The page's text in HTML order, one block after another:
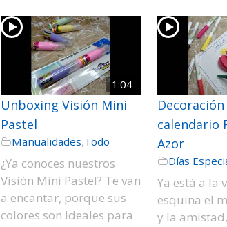
1:04
Unboxing Visión Mini
Pastel
Manualidades,Todo
¿Ya conoces nuestros
Visión Mini Pastel? Te van
a encantar, porque sus
colores son ideales para
Decoración
calendario
Azor
Días
Ya está a la
esquina el
y la